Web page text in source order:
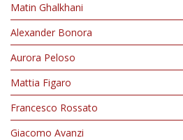
Matin Ghalkhani
Alexander Bonora
Aurora Peloso
Mattia Figaro
Francesco Rossato
Giacomo Avanzi